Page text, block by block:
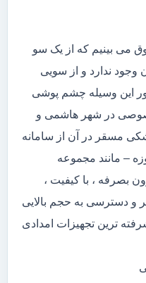
می بینیم که از یک سو
ندارد و از سویی
این وسیله چشم پوشی
خصوصی در شهر هاشمی و
مسقر در آن از سامانه
– مانند مجموعه
بصرفه ، با کیفیت ،
و دسترسی به حجم بالایی
ترین تجهیزات امدادی